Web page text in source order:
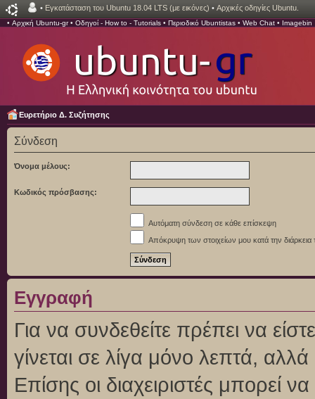
• Εγκατάσταση του Ubuntu 18.04 LTS (με εικόνες) • Αρχικές οδηγίες Ubuntu.
• Αρχική Ubuntu-gr• Οδηγοί - How to - Tutorials • Περιοδικό Ubuntistas • Web Chat • Imagebin
Ευρετήριο Δ. Συζήτησης
Σύνδεση
Όνομα μέλους:
Κωδικός πρόσβασης:
Αυτόματη σύνδεση σε κάθε επίσκεψη
Απόκρυψη των στοιχείων μου κατά την διάρκεια
Εγγραφή
Για να συνδεθείτε πρέπει να
γίνεται σε λίγα μόνο λεπτά,
Επίσης οι διαχειριστές μπορεί